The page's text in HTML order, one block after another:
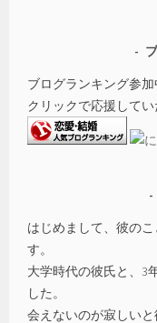
ブログランキング参加
クリックで応援して
はじめまして、彼の
す。
大学時代の彼氏と、3
した。
会えないのが寂しい